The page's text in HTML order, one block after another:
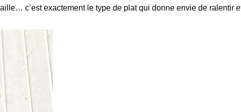
c’est exactement le type de plat qui donne envie de ralentir